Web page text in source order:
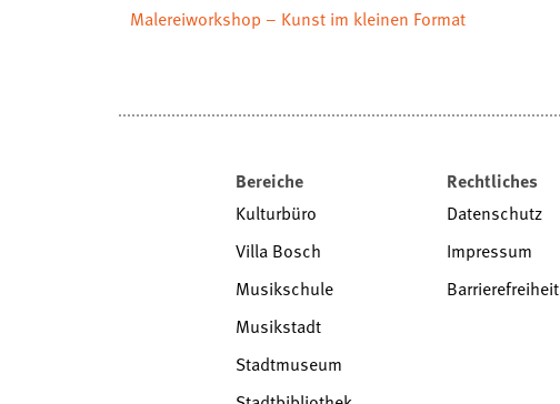
Malereiworkshop – Kunst im kleinen Format
Bereiche
Kulturbüro
Villa Bosch
Musikschule
Musikstadt
Stadtmuseum
Rechtliches
Datenschutz
Impressum
Barrierefreiheit